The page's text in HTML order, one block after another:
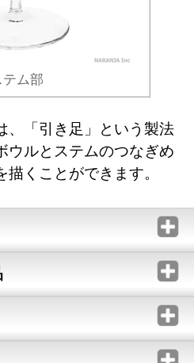
テム部
、「引き足」という製法
ウルとステムのつなぎめ
くことができます。